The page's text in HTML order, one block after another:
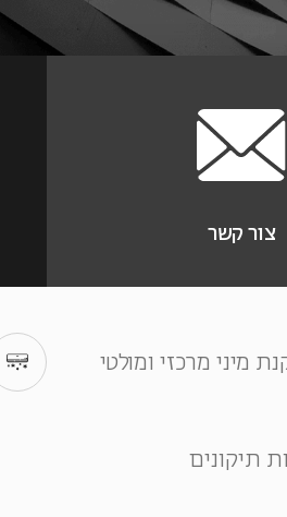
צור קשר
מיני מרכזי ומולטי
תיקונים